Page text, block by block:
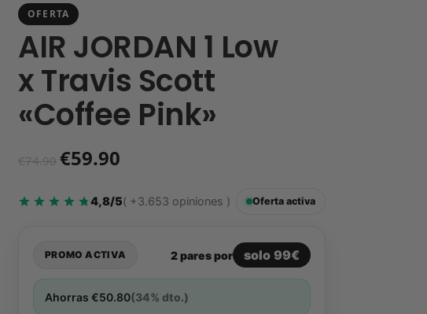
OFERTA
AIR JORDAN 1 Low
x Travis Scott
«Coffee Pink»
€74.90 €59.90
4,8/5( +3.653 opiniones ) Oferta activa
PROMO ACTIVA 2 pares por solo 99€
Ahorras€50.80(34% dto.)